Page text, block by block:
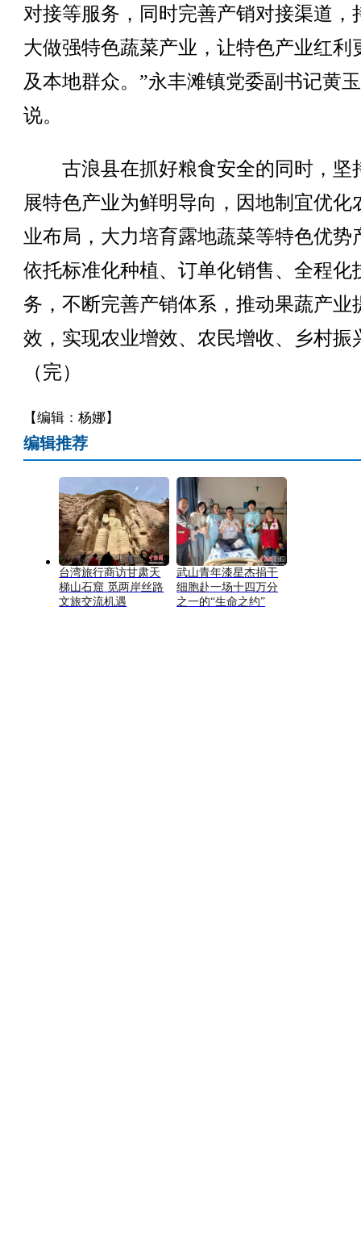
对接等服务，同时完善产销对接渠道，
大做强特色蔬菜产业，让特色产业红利
及本地群众。”永丰滩镇党委副书记黄
说。
古浪县在抓好粮食安全的同时，坚
展特色产业为鲜明导向，因地制宜优化
业布局，大力培育露地蔬菜等特色优势
依托标准化种植、订单化销售、全程化
务，不断完善产销体系，推动果蔬产业
效，实现农业增效、农民增收、乡村振
（完）
【编辑：杨娜】
编辑推荐
台湾旅行商访甘肃天
梯山石窟 觅两岸丝路
文旅交流机遇
武山青年漆星杰捐干
细胞赴一场十四万分
之一的“生命之约”